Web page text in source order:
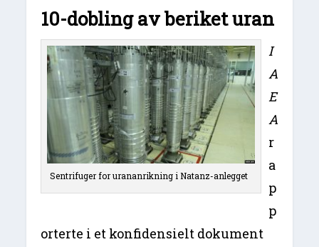
10-dobling av beriket uran
Sentrifuger for urananrikning i Natanz-anlegget
I
A
E
A
r
a
p
p
orterte i et konfidensielt dokument